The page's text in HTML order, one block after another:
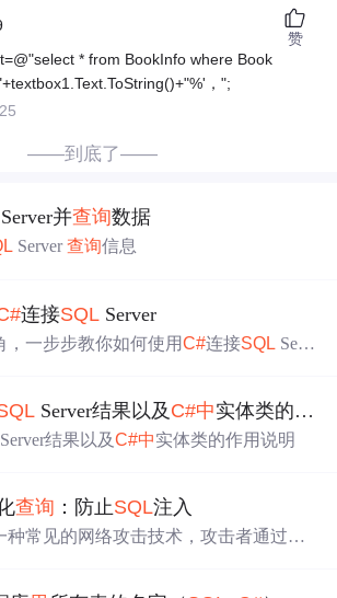
* from BookInfo where Book
，";
赞
——到底了——
Server并查询数据
Server查询信息
连接SQL Server
，一步步教你如何使用C#连接SQL Serv
Server结果以及 C#中实体类的作用说明
Server结果以及C#中实体类的作用说明
查询 ：防止SQL注入
种常见的网络攻击技术，攻击者通过在